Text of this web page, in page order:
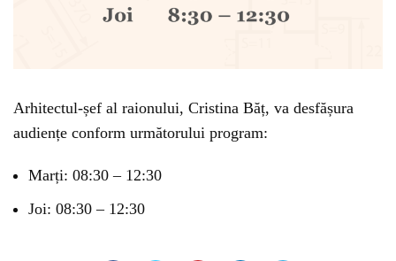
Arhitectul-șef al raionului, Cristina Băț, va desfășura
audiențe conform următorului program:
Marți: 08:30 – 12:30
Joi: 08:30 – 12:30